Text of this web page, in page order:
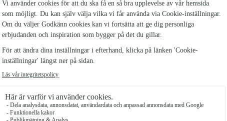
VARDSGSLYX
Från 298 kr
LYCKA TILL-BUKETTEN